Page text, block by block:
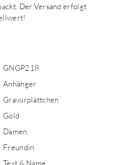
Der Versand erfolgt
GNGP218
Anhänger
Gravurplättchen
Gold
Damen
Freundin
Text & Name